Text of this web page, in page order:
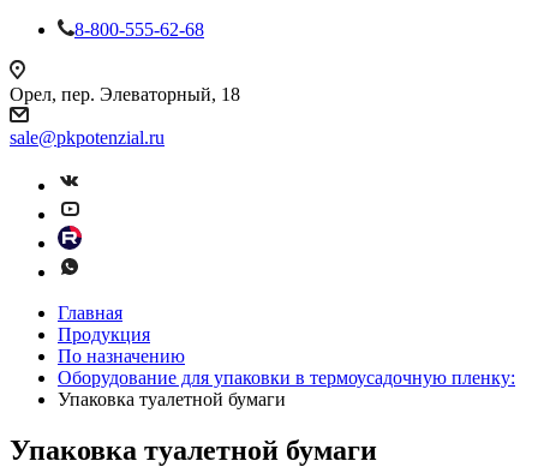
8-800-555-62-68
Орел, пер. Элеваторный, 18
sale@pkpotenzial.ru
Главная
Продукция
По назначению
Оборудование для упаковки в термоусадочную пленку:
Упаковка туалетной бумаги
Упаковка туалетной бумаги